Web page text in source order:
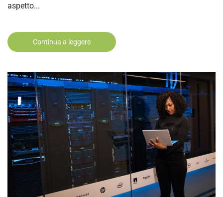
aspetto...
Continua a leggere